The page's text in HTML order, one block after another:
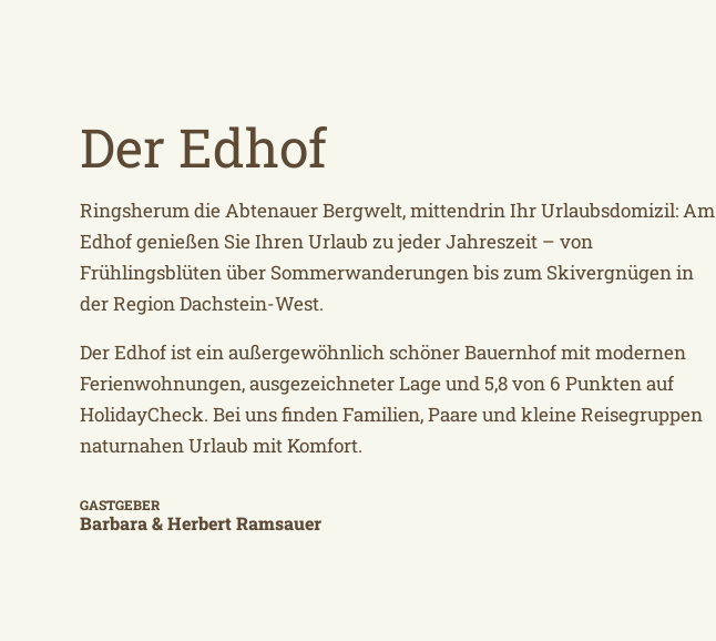
Der Edhof
Ringsherum die Abtenauer Bergwelt, mittendrin Ihr Urlaubsdomizil: Am
Edhof genießen Sie Ihren Urlaub zu jeder Jahreszeit – von
Frühlingsblüten über Sommerwanderungen bis zum Skivergnügen in
der Region Dachstein-West.
Der Edhof ist ein außergewöhnlich schöner Bauernhof mit modernen
Ferienwohnungen, ausgezeichneter Lage und 5,8 von 6 Punkten auf
HolidayCheck. Bei uns finden Familien, Paare und kleine Reisegruppen
naturnahen Urlaub mit Komfort.
GASTGEBER
Barbara & Herbert Ramsauer